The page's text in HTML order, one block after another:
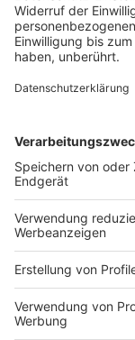
Militärpakt
«Externe
einen
DEINE
Du hast dir